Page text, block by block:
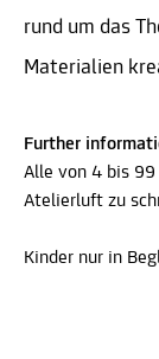
rund um das
Materialien
Further
Alle von 4 bis 99
Atelierluft zu
Kinder nur in